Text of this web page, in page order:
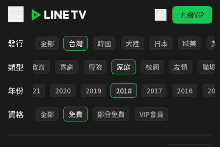
升級VIP
發行 全部 台灣 韓國 大陸 日本 歐美 其
類型
日常 教育 喜劇 冒險 家庭 校園 友情 職場
年份 2021 2020 2019 2018 2017 2016
資格 全部 免費 部分免費 VIP會員